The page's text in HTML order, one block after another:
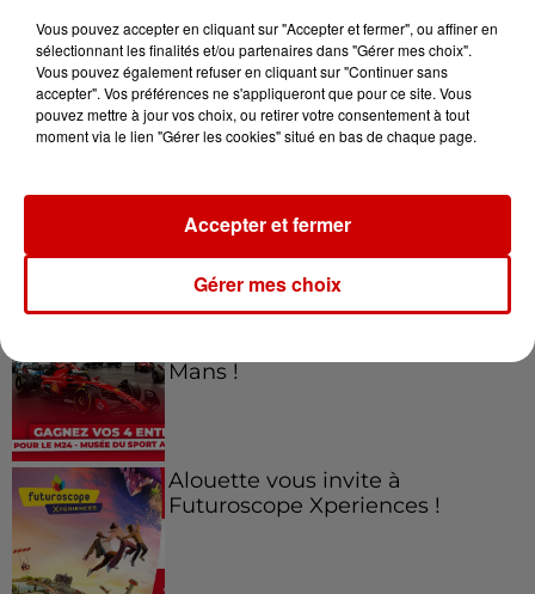
Jeux Voir plus
Gagnez vos entrées pour le
Mans !
Alouette vous invite à
Futuroscope Xperiences !
Vous pouvez accepter en cliquant sur "Accepter et fermer", ou affiner en
sélectionnant les finalités et/ou partenaires dans "Gérer mes choix".
Vous pouvez également refuser en cliquant sur "Continuer sans
accepter". Vos préférences ne s'appliqueront que pour ce site. Vous
pouvez mettre à jour vos choix, ou retirer votre consentement à tout
moment via le lien "Gérer les cookies" situé en bas de chaque page.
Gérer mes choix
Accepter et fermer